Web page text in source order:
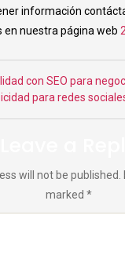
información
en nuestra página web
con SEO para
para redes
will not be published.
marked *